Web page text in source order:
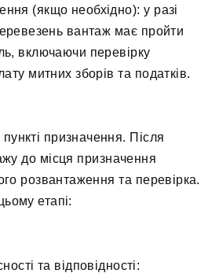
(якщо необхідно): у разі
вантаж має пройти
включаючи перевірку
митних зборів та податків.
призначення. Після
до місця призначення
розвантаження та перевірка.
етапі:
та відповідності: